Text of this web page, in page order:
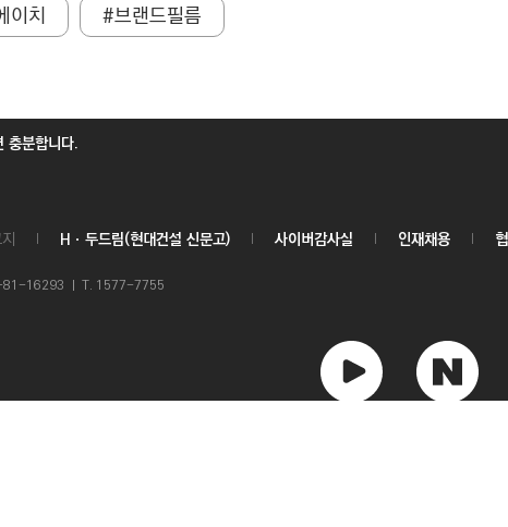
이치 #브랜드필름
충분합니다.
Hㆍ두드림(현대건설 신문고) 사이버감사실 인재채용
81-16293 ㅣ T. 1577-7755